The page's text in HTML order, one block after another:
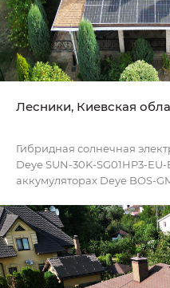
Лесники, Киевская
Гибридная солнечная
Deye SUN-30K-SG01HP3-
аккумуляторах Deye BOS-